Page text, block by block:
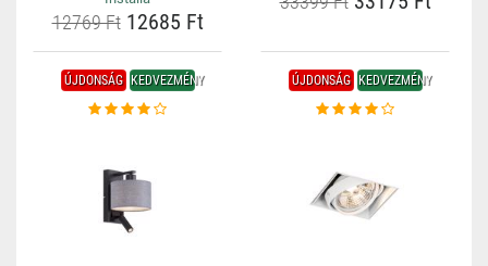
12769 Ft12685 Ft
ÚJDONSÁG KEDVEZMÉNY ÚJDONSÁG KEDVEZMÉNY